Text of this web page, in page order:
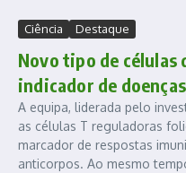
Ciência Destaque
Novo tipo de células
indicador de
A equipa, liderada pelo
as células T reguladoras
marcador de respostas
anticorpos. Ao mesmo